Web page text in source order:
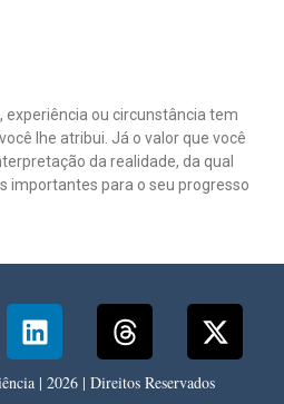
experiência ou circunstância tem
lhe atribui. Já o valor que você
da realidade, da qual
importantes para o seu progresso
| 2026 | Direitos Reservados